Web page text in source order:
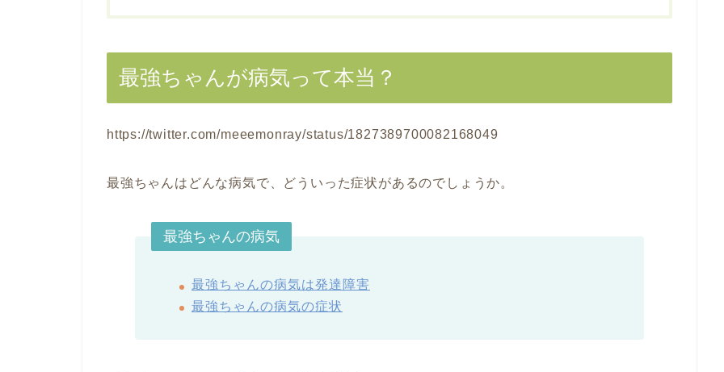
最強ちゃんが病気って本当？
https://twitter.com/meeemonray/status/1827389700082168049
最強ちゃんはどんな病気で、どういった症状があるのでしょうか。
最強ちゃんの病気
最強ちゃんの病気は発達障害
最強ちゃんの病気の症状